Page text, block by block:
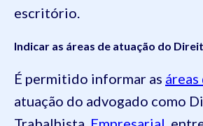
escritório.
Indicar as áreas de atuação do
É permitido informar as
atuação do advogado como